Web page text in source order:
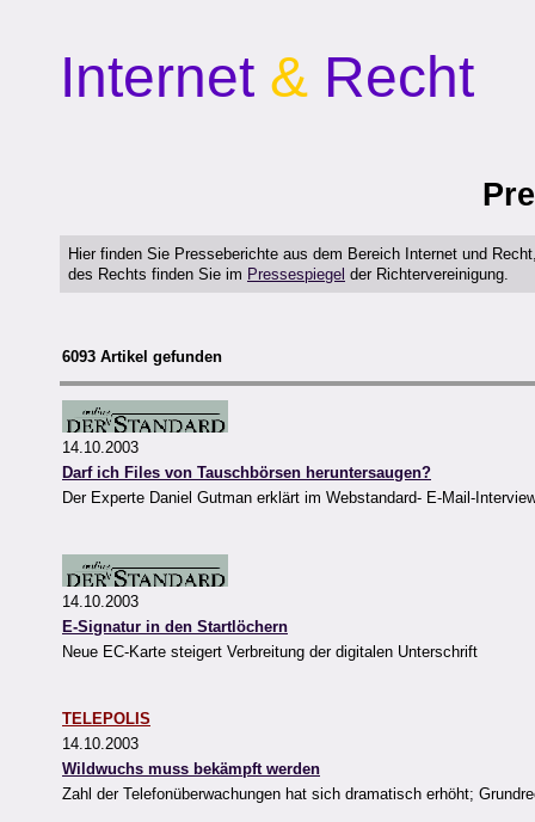
Internet & Recht
Hier finden Sie Presseberichte aus dem Bereich Internet und
des Rechts finden Sie im Pressespiegel der Richtervereinigung.
6093 Artikel gefunden
14.10.2003
Darf ich Files von Tauschbörsen heruntersaugen?
Der Experte Daniel Gutman erklärt im Webstandard- E-Mail-
14.10.2003
E-Signatur in den Startlöchern
Neue EC-Karte steigert Verbreitung der digitalen Unterschrift
TELEPOLIS
14.10.2003
Wildwuchs muss bekämpft werden
Zahl der Telefonüberwachungen hat sich dramatisch erhöht;